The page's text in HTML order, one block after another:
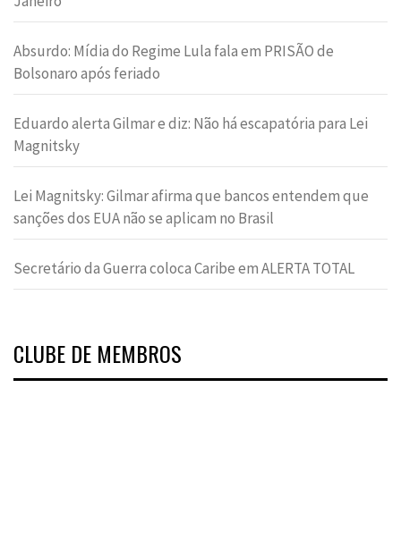
Absurdo: Mídia do Regime Lula fala em PRISÃO de
Bolsonaro após feriado
Eduardo alerta Gilmar e diz: Não há escapatória para Lei
Magnitsky
Lei Magnitsky: Gilmar afirma que bancos entendem que
sanções dos EUA não se aplicam no Brasil
Secretário da Guerra coloca Caribe em ALERTA TOTAL
CLUBE DE MEMBROS